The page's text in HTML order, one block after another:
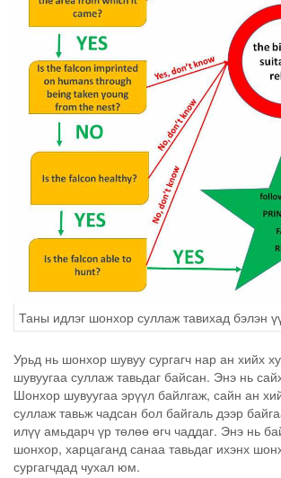
Таны идлэг шонхор суллаж тавихад бэлэн
Урьд нь шонхор шувуу сургагч нар ан хийх
шувуугаа суллаж тавьдаг байсан. Энэ нь
Шонхор шувуугаа эрүүл байлгаж, сайн ан
суллаж тавьж чадсан бол байгаль дээр
илүү амьдарч үр төлөө өгч чаддаг. Энэ нь
шонхор, харцаганд санаа тавьдаг ихэнх
сургагчдад чухал юм.